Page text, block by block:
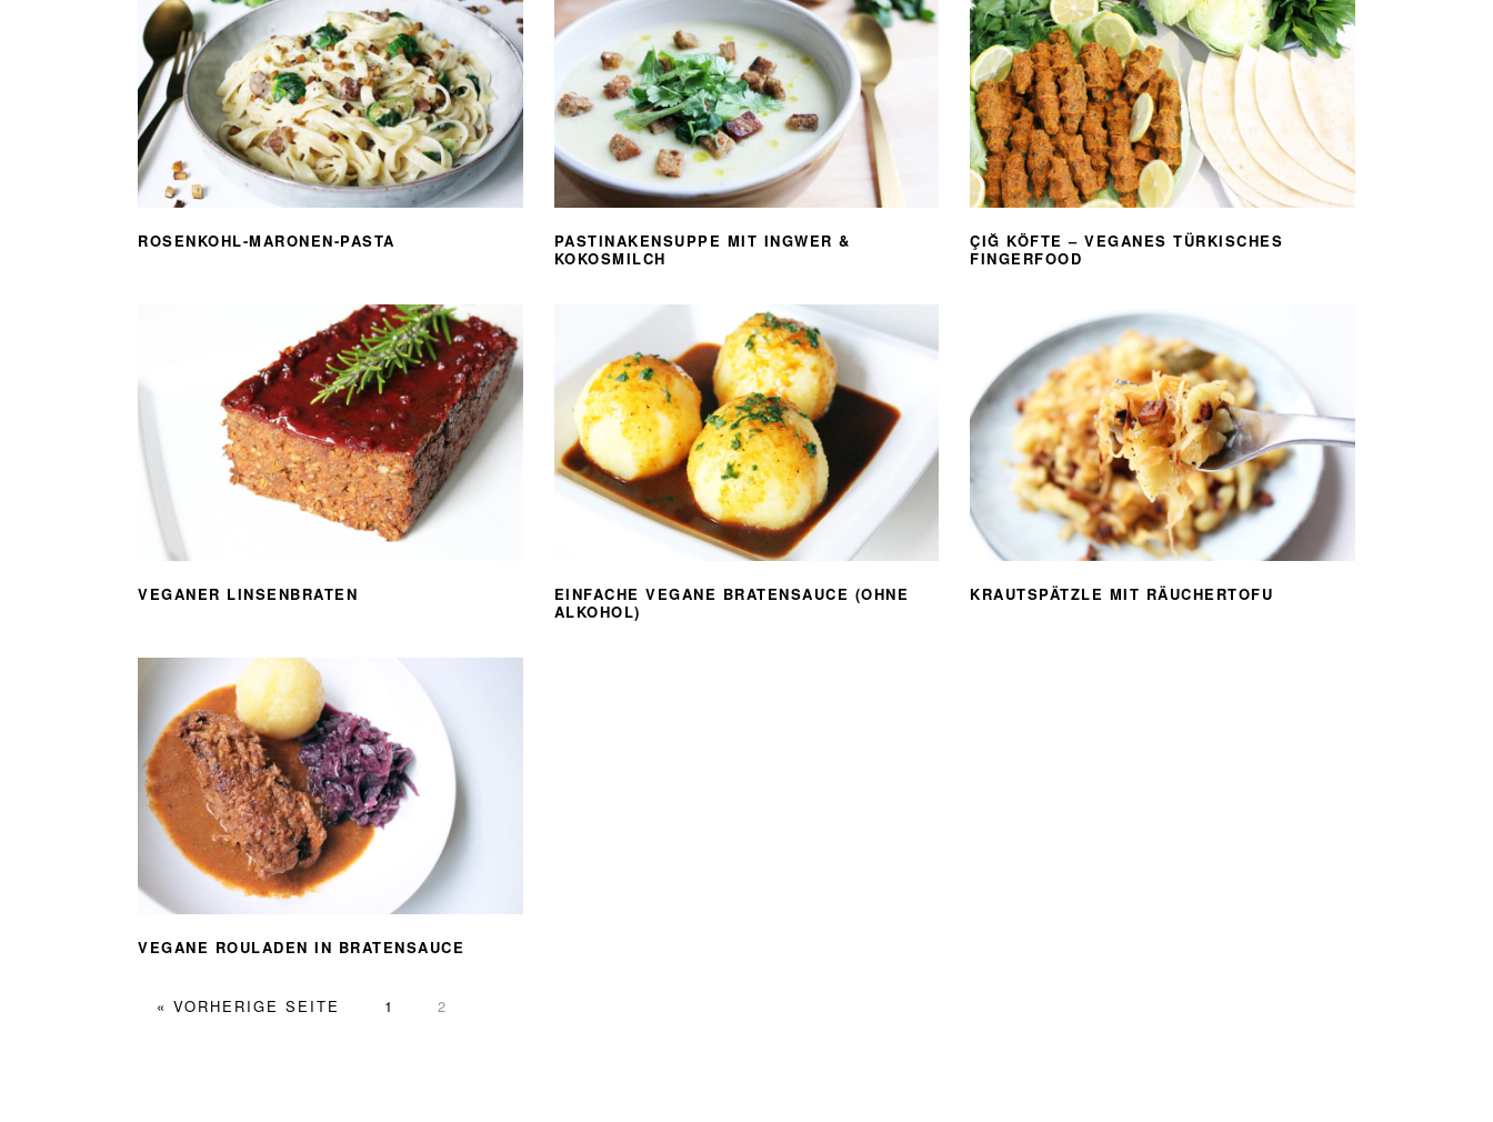
ROSENKOHL-MARONEN-PASTA
PASTINAKENSUPPE MIT INGWER &
KOKOSMILCH
ÇIĞ KÖFTE – VEGANES TÜRKISCHES
FINGERFOOD
VEGANER LINSENBRATEN
EINFACHE VEGANE BRATENSAUCE (OHNE
ALKOHOL)
KRAUTSPÄTZLE MIT RÄUCHERTOFU
VEGANE ROULADEN IN BRATENSAUCE
« VORHERIGE SEITE AUFRUFEN
SEITE
1 SEITE
2